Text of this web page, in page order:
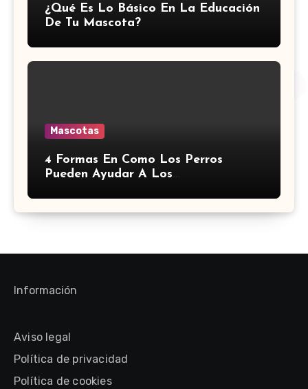
¿Qué Es Lo Básico En La Educación
De Tu Mascota?
Mascotas
4 Formas En Como Los Perros
Pueden Ayudar A Los
Información
Aviso legal
Política de privacidad
Política de cookies